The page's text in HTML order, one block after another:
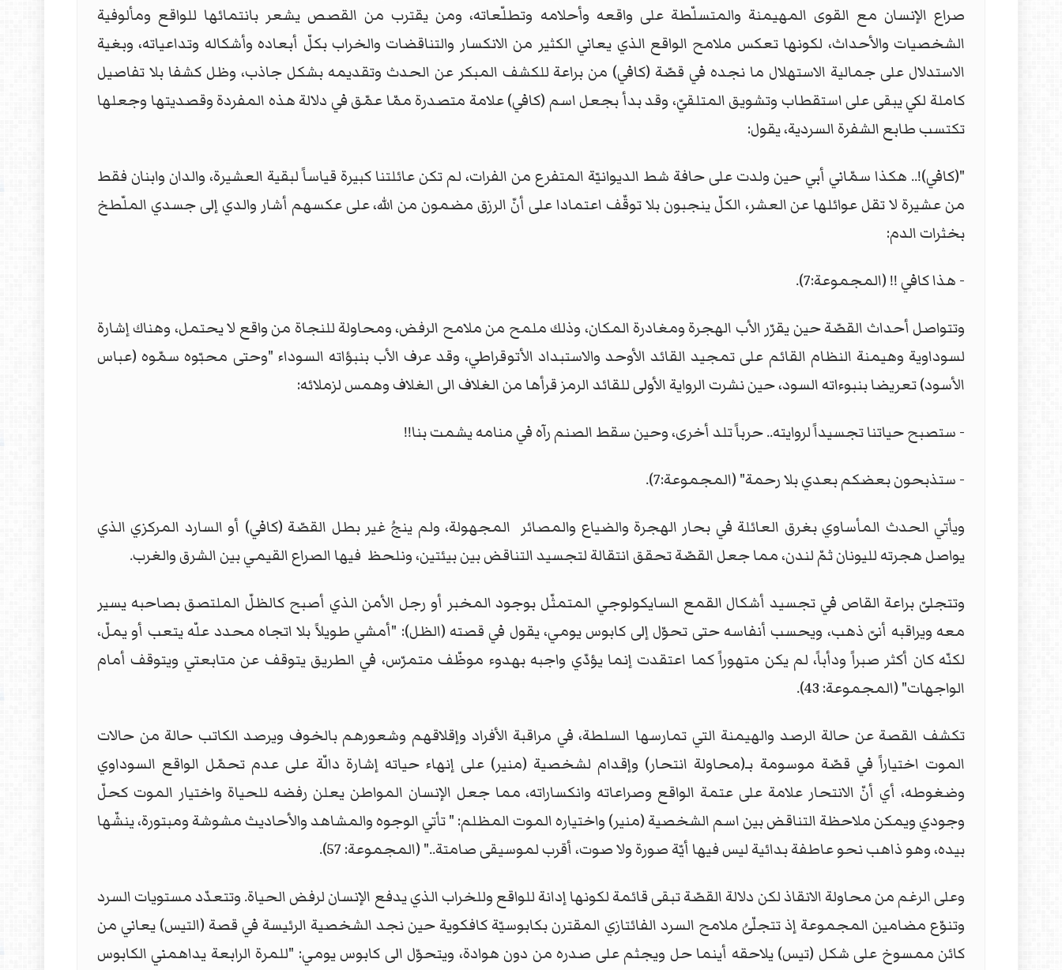
صراع الإنسان مع القوى المهيمنة والمتسلّطة على واقعه وأحلامه وتطلّعاته، ومن يقترب من القصص يشعر بانتمائها للواقع ومألوفية
الشخصيات والأحداث، لكونها تعكس ملامح الواقع الذي يعاني الكثير من الانكسار والتناقضات والخراب بكلّ أبعاده وأشكاله وتداعياته، وبغية
الاستدلال على جمالية الاستهلال ما نجده في قصّة (كافي) من براعة للكشف المبكر عن الحدث وتقديمه بشكل جاذب، وظل كشفا بلا تفاصيل
كاملة لكي يبقى على استقطاب وتشويق المتلقيّ، وقد بدأ بجعل اسم (كافي) علامة متصدرة ممّا عمّق في دلالة هذه المفردة وقصديتها وجعلها
تكتسب طابع الشفرة السردية، يقول:
"(كافي)!.. هكذا سمّاني أبي حين ولدت على حافة شط الديوانيّة المتفرع من الفرات، لم تكن عائلتنا كبيرة قياساً لبقية العشيرة، والدان وابنان فقط
من عشيرة لا تقل عوائلها عن العشر، الكلّ ينجبون بلا توقّف اعتمادا على أنّ الرزق مضمون من الله، على عكسهم أشار والدي إلى جسدي الملّطخ
بخثرات الدم:
- هذا كافي !! (المجموعة:7).
وتتواصل أحداث القصّة حين يقرّر الأب الهجرة ومغادرة المكان، وذلك ملمح من ملامح الرفض، ومحاولة للنجاة من واقع لا يحتمل، وهناك إشارة
لسوداوية وهيمنة النظام القائم على تمجيد القائد الأوحد والاستبداد الأتوقراطي، وقد عرف الأب بنبؤاته السوداء "وحتى محبّوه سمّوه (عباس
الأسود) تعريضا بنبوءاته السود، حين نشرت الرواية الأولى للقائد الرمز قرأها من الغلاف الى الغلاف وهمس لزملائه:
- ستصبح حياتنا تجسيداً لروايته.. حرباً تلد أخرى، وحين سقط الصنم رآه في منامه يشمت بنا!!
- ستذبحون بعضكم بعدي بلا رحمة" (المجموعة:7).
ويأتي الحدث المأساوي بغرق العائلة في بحار الهجرة والضياع والمصائر المجهولة، ولم ينجُ غير بطل القصّة (كافي) أو السارد المركزي الذي
يواصل هجرته لليونان ثمّ لندن، مما جعل القصّة تحقق انتقالة لتجسيد التناقض بين بيئتين، ونلحظ فيها الصراع القيمي بين الشرق والغرب.
وتتجلىّ براعة القاص في تجسيد أشكال القمع السايكولوجي المتمثّل بوجود المخبر أو رجل الأمن الذي أصبح كالظلّ الملتصق بصاحبه يسير
معه ويراقبه أنىّ ذهب، ويحسب أنفاسه حتى تحوّل إلى كابوس يومي، يقول في قصته (الظل): "أمشي طويلاً بلا اتجاه محدد علّه يتعب أو يملّ،
لكنّه كان أكثر صبراً ودأباً، لم يكن متهوراً كما اعتقدت إنما يؤدّي واجبه بهدوء موظّف متمرّس، في الطريق يتوقف عن متابعتي ويتوقف أمام
الواجهات" (المجموعة: 43).
تكشف القصة عن حالة الرصد والهيمنة التي تمارسها السلطة، في مراقبة الأفراد وإقلاقهم وشعورهم بالخوف ويرصد الكاتب حالة من حالات
الموت اختياراً في قصّة موسومة بـ(محاولة انتحار) وإقدام لشخصية (منير) على إنهاء حياته إشارة دالّة على عدم تحمّل الواقع السوداوي
وضغوطه، أي أنّ الانتحار علامة على عتمة الواقع وصراعاته وانكساراته، مما جعل الإنسان المواطن يعلن رفضه للحياة واختيار الموت كحلّ
وجودي ويمكن ملاحظة التناقض بين اسم الشخصية (منير) واختياره الموت المظلم: " تأتي الوجوه والمشاهد والأحاديث مشوشة ومبتورة، ينشّها
بيده، وهو ذاهب نحو عاطفة بدائية ليس فيها أيّة صورة ولا صوت، أقرب لموسيقى صامتة.." (المجموعة: 57).
وعلى الرغم من محاولة الانقاذ لكن دلالة القصّة تبقى قائمة لكونها إدانة للواقع وللخراب الذي يدفع الإنسان لرفض الحياة. وتتعدّد مستويات السرد
وتنوّع مضامين المجموعة إذ تتجلّىُ ملامح السرد الفائتازي المقترن بكابوسيّة كافكوية حين نجد الشخصية الرئيسة في قصة (التيس) يعاني من
كائن ممسوخ على شكل (تيس) يلاحقه أينما حل ويجثم على صدره من دون هوادة، ويتحوّل الى كابوس يومي: "للمرة الرابعة يداهمني الكابوس